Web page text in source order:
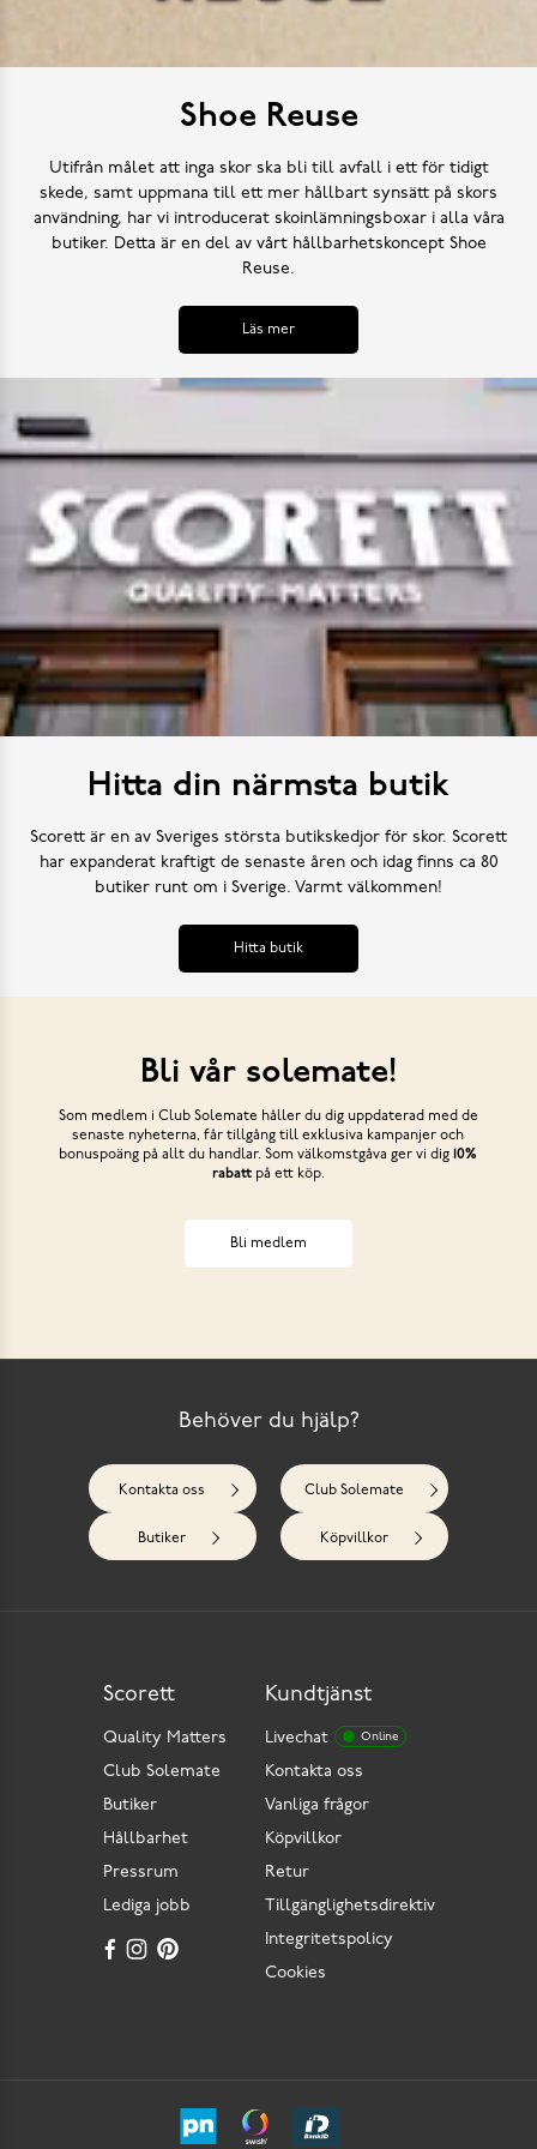
Shoe Reuse
Utifrån målet att inga skor ska bli till avfall i ett för tidigt
skede, samt uppmana till ett mer hållbart synsätt på skors
användning, har vi introducerat skoinlämningsboxar i alla våra
butiker. Detta är en del av vårt hållbarhetskoncept Shoe
Reuse.
Läs mer
Hitta din närmsta butik
Scorett är en av Sveriges största butikskedjor för skor. Scorett
har expanderat kraftigt de senaste åren och idag finns ca 80
butiker runt om i Sverige. Varmt välkommen!
Hitta butik
Bli vår solemate!
Som medlem i Club Solemate håller du dig uppdaterad med de
senaste nyheterna, får tillgång till exklusiva kampanjer och
bonuspoäng på allt du handlar. Som välkomstgåva ger vi dig 10%
rabattpå ett köp.
Bli medlem
Behöver du hjälp?
Kontakta oss Club Solemate
Butiker Köpvillkor
Kundtjänst
Livechat Online
Kontakta oss
Vanliga frågor
Köpvillkor
Retur
Tillgänglighetsdirektiv
Integritetspolicy
Cookies
Scorett
Quality Matters
Club Solemate
Butiker
Hållbarhet
Pressrum
Lediga jobb